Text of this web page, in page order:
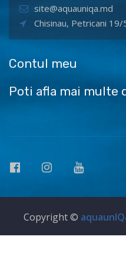
site@aquauniqa.md
Chisinau, Petricani 19/
Contul meu
Poti afla mai multe
Copyright ©